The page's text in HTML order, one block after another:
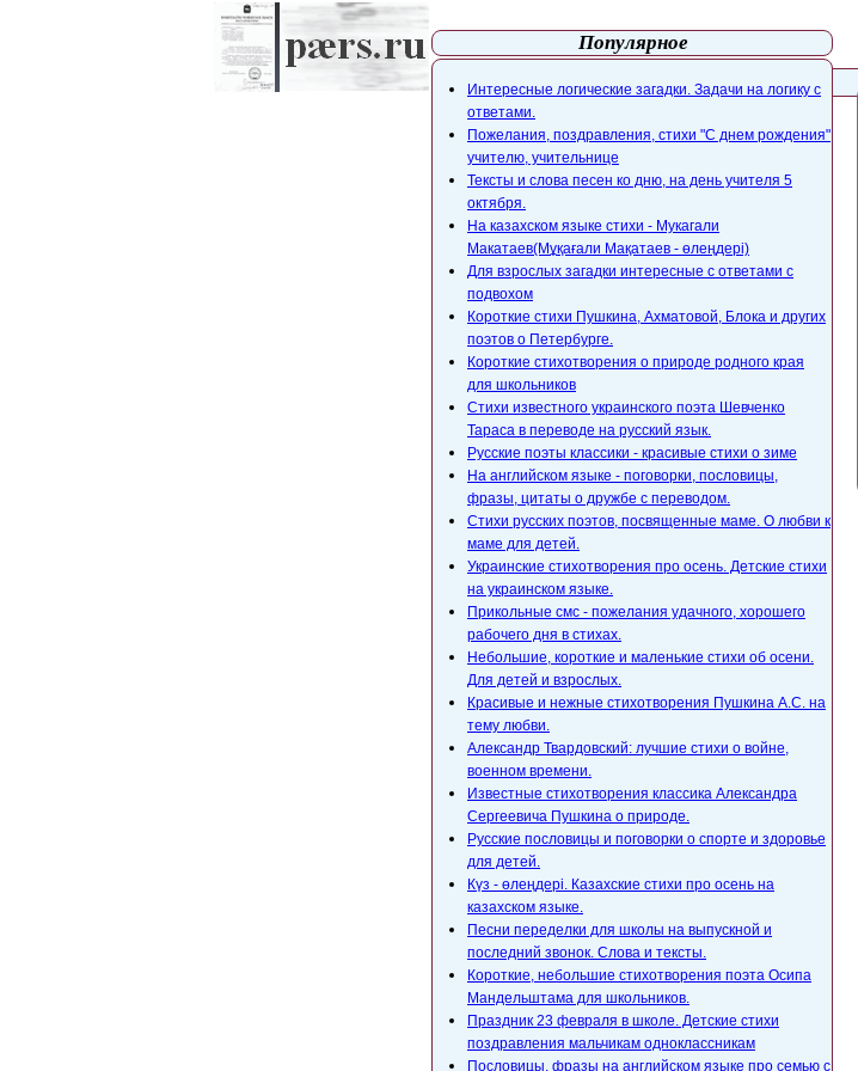
Популярное
Интересные логические загадки. Задачи на логику с
ответами.
Пожелания, поздравления, стихи "С днем рождения"
учителю, учительнице
Тексты и слова песен ко дню, на день учителя 5
октября.
На казахском языке стихи - Мукагали
Макатаев(Мұқағали Мақатаев - өлеңдері)
Для взрослых загадки интересные с ответами с
подвохом
Короткие стихи Пушкина, Ахматовой, Блока и других
поэтов о Петербурге.
Короткие стихотворения о природе родного края
для школьников
Стихи известного украинского поэта Шевченко
Тараса в переводе на русский язык.
Русские поэты классики - красивые стихи о зиме
На английском языке - поговорки, пословицы,
фразы, цитаты о дружбе с переводом.
Стихи русских поэтов, посвященные маме. О любви к
маме для детей.
Украинские стихотворения про осень. Детские стихи
на украинском языке.
Прикольные смс - пожелания удачного, хорошего
рабочего дня в стихах.
Небольшие, короткие и маленькие стихи об осени.
Для детей и взрослых.
Красивые и нежные стихотворения Пушкина А.С. на
тему любви.
Александр Твардовский: лучшие стихи о войне,
военном времени.
Известные стихотворения классика Александра
Сергеевича Пушкина о природе.
Русские пословицы и поговорки о спорте и здоровье
для детей.
Күз - өлеңдері. Казахские стихи про осень на
казахском языке.
Песни переделки для школы на выпускной и
последний звонок. Слова и тексты.
Короткие, небольшие стихотворения поэта Осипа
Мандельштама для школьников.
Праздник 23 февраля в школе. Детские стихи
поздравления мальчикам одноклассникам
Пословицы, фразы на английском языке про семью с
Карта сайта webmaster@paers.ru